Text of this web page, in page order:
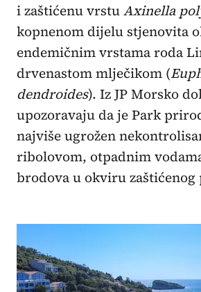
i zaštićenu vrstuAxinella
kopnenom dijelu stjenovita
endemičnim vrstama roda
drvenastom mlječikom (
dendroides). Iz JP Morsko
upozoravaju da je Park
najviše ugrožen
ribolovom, otpadnim
brodova u okviru zaštićenog